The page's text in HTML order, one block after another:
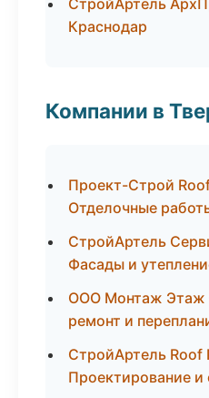
СтройАртель
Краснодар
Компании в
Проект-Строй
Отделочные
СтройАртель
Фасады и
ООО Монтаж Этаж
ремонт и
СтройАртель
Проектирование